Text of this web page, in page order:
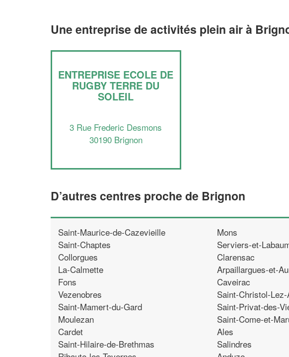
Une entreprise de activités plein air à
ENTREPRISE ECOLE DE
RUGBY TERRE DU
SOLEIL
3 Rue Frederic Desmons
30190 Brignon
D’autres centres proche de Brignon
Saint-Maurice-de-Cazevieille
Saint-Chaptes
Collorgues
La-Calmette
Fons
Vezenobres
Saint-Mamert-du-Gard
Moulezan
Cardet
Saint-Hilaire-de-Brethmas
Mons
Serviers-et-
Clarensac
Arpaillargues-et-
Caveirac
Saint-Christol-
Saint-Privat-des-
Saint-Come-et-
Ales
Salindres